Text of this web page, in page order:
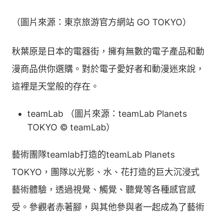
（圖片來源：東京旅游官方網站 GO TOKYO）
秋葉原是日本的電器街，擁有無數的電子產品和動
漫商品供你選購。對於電子愛好者和動漫迷來說，
這裡是天堂般的存在。
teamLab
（圖片來源：teamLab Planets
TOKYO © teamLab）
藝術團隊teamlab打造的teamLab Planets
TOKYO，團隊以光影、水、花打造的巨大沉浸式
藝術體驗，透過視覺、觸覺、聽覺等各種感官感
受。參觀者赤著腳，與其他參與者一起成為了藝術